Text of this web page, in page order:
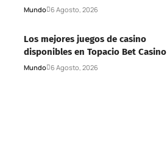
Mundo 6 Agosto, 2026
Los mejores juegos de casino
disponibles en Topacio Bet Casino
Mundo 6 Agosto, 2026